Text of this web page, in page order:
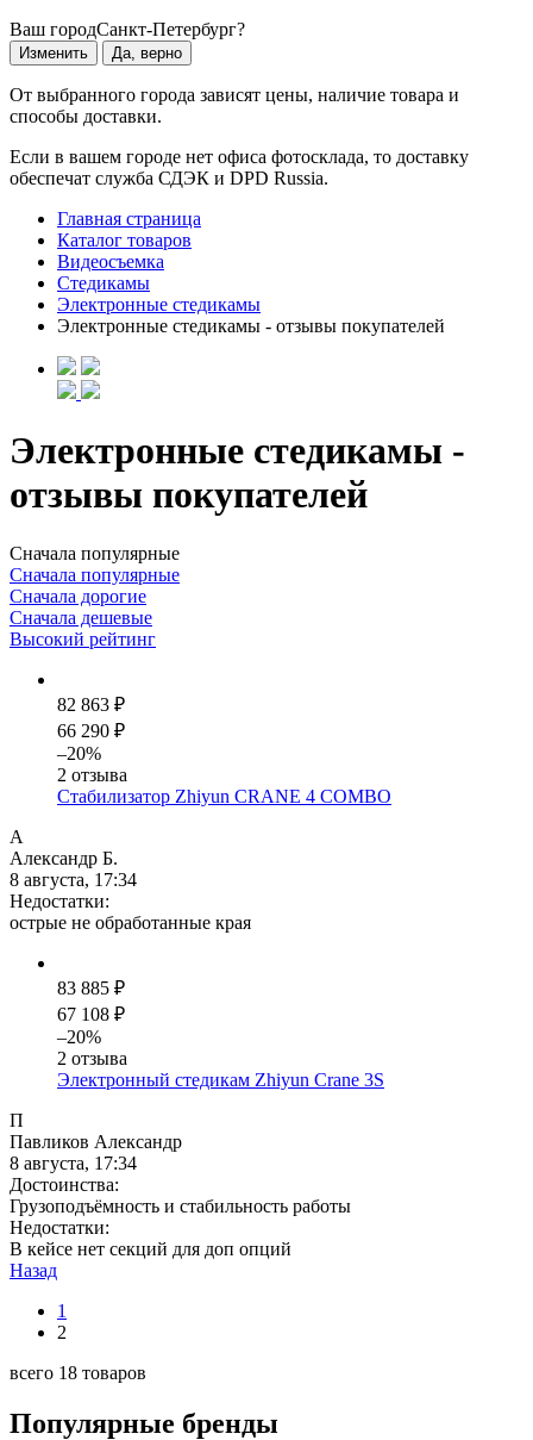
Ваш городСанкт-Петербург?
Изменить Да, верно
От выбранного города зависят цены, наличие товара и
способы доставки.
Если в вашем городе нет офиса фотосклада, то доставку
обеспечат служба СДЭК и DPD Russia.
Главная страница
Каталог товаров
Видеосъемка
Стедикамы
Электронные стедикамы
Электронные стедикамы - отзывы покупателей
Электронные стедикамы -
отзывы покупателей
Сначала популярные
Сначала популярные
Сначала дорогие
Сначала дешевые
Высокий рейтинг
82 863 ₽
66 290 ₽
–20%
2 отзыва
Стабилизатор Zhiyun CRANE 4 COMBO
А
Александр Б.
8 августа, 17:34
Недостатки:
острые не обработанные края
83 885 ₽
67 108 ₽
–20%
2 отзыва
Электронный стедикам Zhiyun Crane 3S
П
Павликов Александр
8 августа, 17:34
Достоинства:
Грузоподъёмность и стабильность работы
Недостатки:
В кейсе нет секций для доп опций
Назад
1
2
всего 18 товаров
Популярные бренды